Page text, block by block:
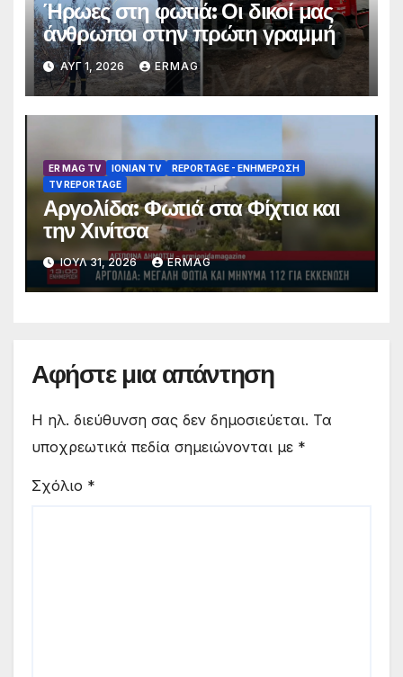
Ήρωες στη φωτιά: Οι δικοί μας
άνθρωποι στην πρώτη γραμμή
ΑΥΓ 1, 2026 ERMAG
ER MAG TV IONIAN TV
REPORTAGE - EΝΗΜΈΡΩΣΗ
TV REPORTAGE
Αργολίδα: Φωτιά στα Φίχτια και
την Χινίτσα
ΙΟΎΛ 31, 2026 ERMAG
Αφήστε μια απάντηση
Η ηλ. διεύθυνση σας δεν δημοσιεύεται. Τα
υποχρεωτικά πεδία σημειώνονται με *
Σχόλιο *